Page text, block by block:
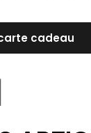
cadeau